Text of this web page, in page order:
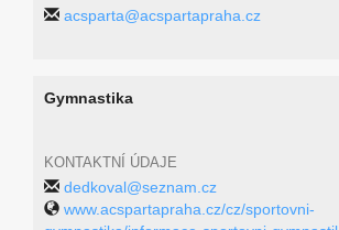
acsparta@acspartapraha.cz
Gymnastika
KONTAKTNÍ ÚDAJE
dedkoval@seznam.cz
www.acspartapraha.cz/cz/sportovni-